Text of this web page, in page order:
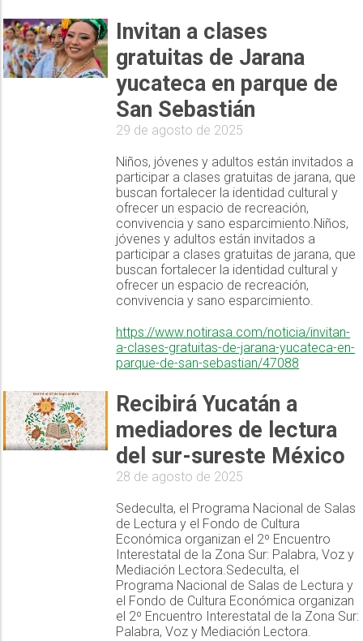
Invitan a clases
gratuitas de Jarana
yucateca en parque de
San Sebastián
29 de agosto de 2025
Niños, jóvenes y adultos están invitados a
participar a clases gratuitas de jarana, que
buscan fortalecer la identidad cultural y
ofrecer un espacio de recreación,
convivencia y sano esparcimiento.Niños,
jóvenes y adultos están invitados a
participar a clases gratuitas de jarana, que
buscan fortalecer la identidad cultural y
ofrecer un espacio de recreación,
convivencia y sano esparcimiento.
https://www.notirasa.com/noticia/invitan-
a-clases-gratuitas-de-jarana-yucateca-en-
parque-de-san-sebastian/47088
Recibirá Yucatán a
mediadores de lectura
del sur-sureste México
28 de agosto de 2025
Sedeculta, el Programa Nacional de Salas
de Lectura y el Fondo de Cultura
Económica organizan el 2º Encuentro
Interestatal de la Zona Sur: Palabra, Voz y
Mediación Lectora.Sedeculta, el
Programa Nacional de Salas de Lectura y
el Fondo de Cultura Económica organizan
el 2º Encuentro Interestatal de la Zona Sur:
Palabra, Voz y Mediación Lectora.